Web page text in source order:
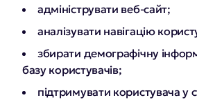
адмініструвати веб-сайт;
аналізувати навігацію
збирати демографічну
базу користувачів;
підтримувати користувача у